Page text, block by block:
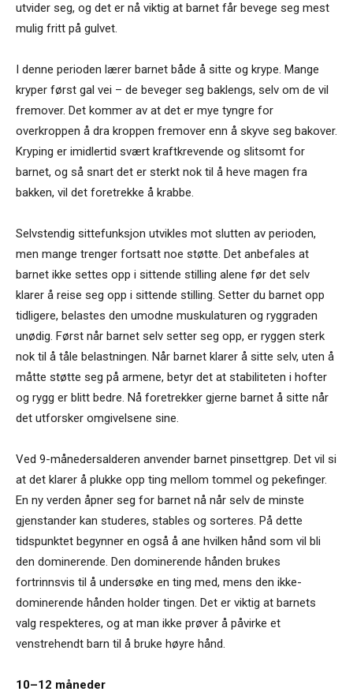
utvider seg, og det er nå viktig at barnet får bevege seg mest
mulig fritt på gulvet.
I denne perioden lærer barnet både å sitte og krype. Mange
kryper først gal vei – de beveger seg baklengs, selv om de vil
fremover. Det kommer av at det er mye tyngre for
overkroppen å dra kroppen fremover enn å skyve seg bakover.
Kryping er imidlertid svært kraftkrevende og slitsomt for
barnet, og så snart det er sterkt nok til å heve magen fra
bakken, vil det foretrekke å krabbe.
Selvstendig sittefunksjon utvikles mot slutten av perioden,
men mange trenger fortsatt noe støtte. Det anbefales at
barnet ikke settes opp i sittende stilling alene før det selv
klarer å reise seg opp i sittende stilling. Setter du barnet opp
tidligere, belastes den umodne muskulaturen og ryggraden
unødig. Først når barnet selv setter seg opp, er ryggen sterk
nok til å tåle belastningen. Når barnet klarer å sitte selv, uten å
måtte støtte seg på armene, betyr det at stabiliteten i hofter
og rygg er blitt bedre. Nå foretrekker gjerne barnet å sitte når
det utforsker omgivelsene sine.
Ved 9-månedersalderen anvender barnet pinsettgrep. Det vil si
at det klarer å plukke opp ting mellom tommel og pekefinger.
En ny verden åpner seg for barnet nå når selv de minste
gjenstander kan studeres, stables og sorteres. På dette
tidspunktet begynner en også å ane hvilken hånd som vil bli
den dominerende. Den dominerende hånden brukes
fortrinnsvis til å undersøke en ting med, mens den ikke-
dominerende hånden holder tingen. Det er viktig at barnets
valg respekteres, og at man ikke prøver å påvirke et
venstrehendt barn til å bruke høyre hånd.
10–12 måneder